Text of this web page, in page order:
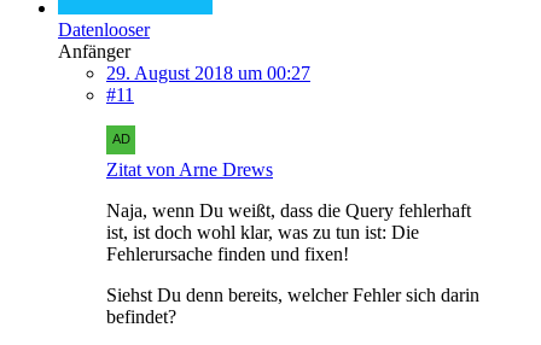
Datenlooser
Anfänger
29. August 2018 um 00:27
#11
Zitat von Arne Drews
Naja, wenn Du weißt, dass die Query fehlerhaft
ist, ist doch wohl klar, was zu tun ist: Die
Fehlerursache finden und fixen!
Siehst Du denn bereits, welcher Fehler sich darin
befindet?